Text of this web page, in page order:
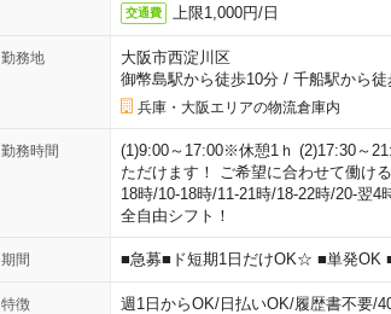
交通費 上限1,000円/日
勤務地
大阪市西淀川区
御幣島駅から徒歩10分/ 千船駅から徒
兵庫・大阪エリアの物流倉庫内
勤務時間
(1)9:00～17:00※休憩1ｈ (2)17:30～
ただけます！ ご希望に合わせて働け
18時/10-18時/11-21時/18-22時/20-翌
全自由シフト！
期間 ■急募■ド短期1日だけOK☆ ■単発OK
特徴 週1日からOK/日払いOK/履歴書不要/